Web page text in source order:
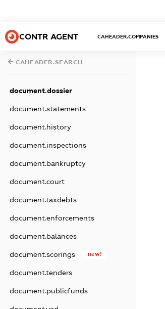
CONTR AGENT CAHEADER.COMPANIES
CAHEADER.SEARCH
document.dossier
document.statements
document.history
document.inspections
document.bankruptcy
document.court
document.taxdebts
document.enforcements
document.balances
document.scorings new!
document.tenders
document.publicfunds